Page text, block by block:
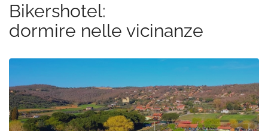
Bikershotel:
dormire nelle vicinanze